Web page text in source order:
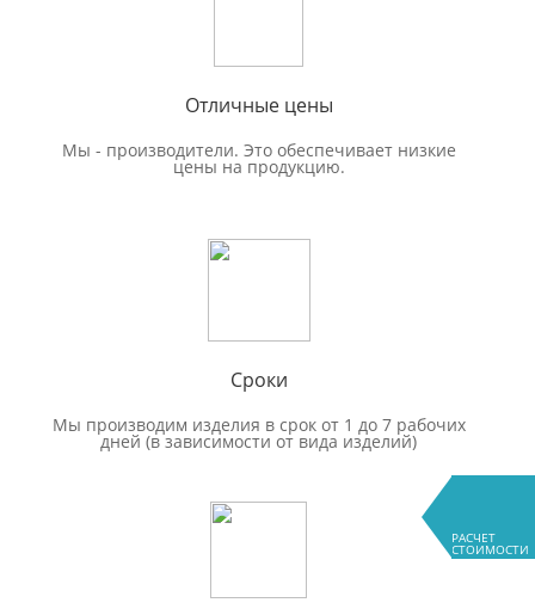
РАСЧЕТ
СТОИМОСТИ
Отличные цены
Мы - производители. Это обеспечивает низкие
цены на продукцию.
Сроки
Мы производим изделия в срок от 1 до 7 рабочих
дней (в зависимости от вида изделий)